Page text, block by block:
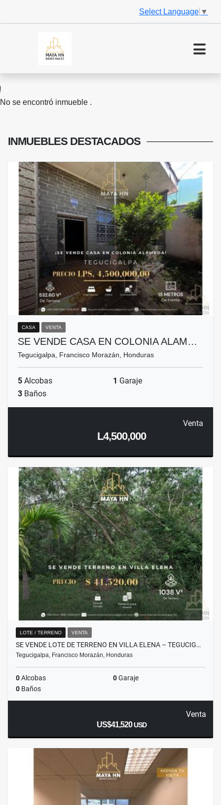
Select Language ▼
No se encontró inmueble .
INMUEBLES DESTACADOS
CASA VENTA
SE VENDE CASA EN COLONIA ALAM…
Tegucigalpa, Francisco Morazán, Honduras
5 Alcobas 1 Garaje
3 Baños
Venta
L4,500,000
LOTE / TERRENO VENTA
SE VENDE LOTE DE TERRENO EN VILLA ELENA – TEGUCIG…
Tegucigalpa, Francisco Morazán, Honduras
0Alcobas 0Garaje
0 Baños
Venta
US$41,520USD